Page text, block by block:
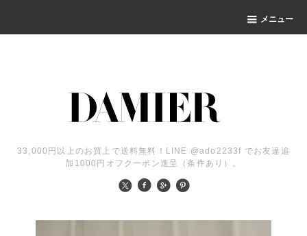
メニュー
33,000円以上のお買上で送料無料！LINE @ado2233f でお友達追
加1000円オフクーポン進呈（条件あり）。